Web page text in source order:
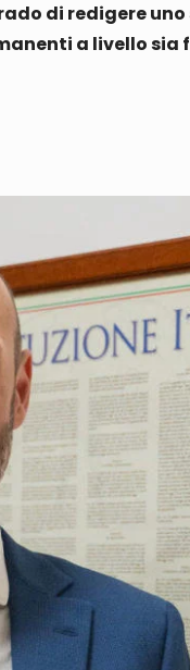
di redigere
a livello sia